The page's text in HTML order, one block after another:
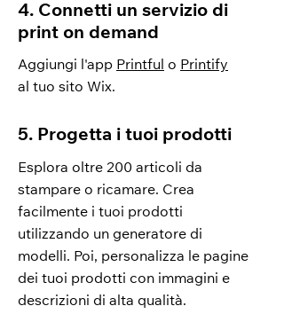
4. Connetti un servizio di
print on demand
Aggiungi l'app Printful o Printify
al tuo sito Wix.
5. Progetta i tuoi prodotti
Esplora oltre 200 articoli da
stampare o ricamare. Crea
facilmente i tuoi prodotti
utilizzando un generatore di
modelli. Poi, personalizza le pagine
dei tuoi prodotti con immagini e
descrizioni di alta qualità.